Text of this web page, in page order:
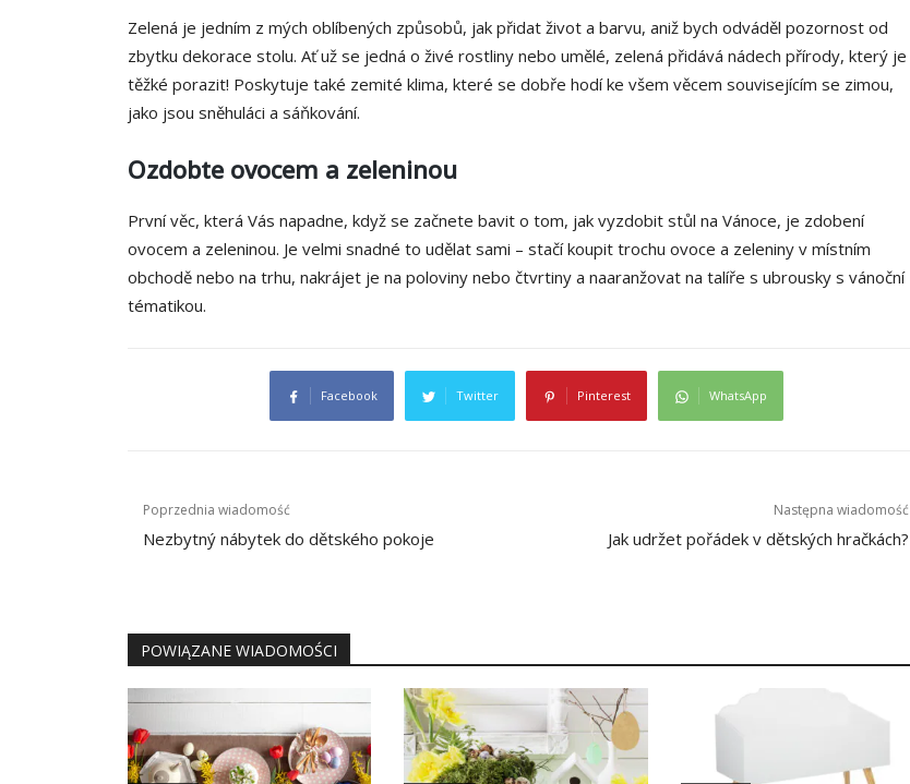
Zelená je jedním z mých oblíbených způsobů, jak přidat život a barvu, aniž bych odváděl pozornost od
zbytku dekorace stolu. Ať už se jedná o živé rostliny nebo umělé, zelená přidává nádech přírody, který je
těžké porazit! Poskytuje také zemité klima, které se dobře hodí ke všem věcem souvisejícím se zimou,
jako jsou sněhuláci a sáňkování.
Ozdobte ovocem a zeleninou
První věc, která Vás napadne, když se začnete bavit o tom, jak vyzdobit stůl na Vánoce, je zdobení
ovocem a zeleninou. Je velmi snadné to udělat sami – stačí koupit trochu ovoce a zeleniny v místním
obchodě nebo na trhu, nakrájet je na poloviny nebo čtvrtiny a naaranžovat na talíře s ubrousky s vánoční
tématikou.
Facebook Twitter Pinterest WhatsApp
Nawigacja
wpisu
Poprzednia wiadomość
Nezbytný nábytek do dětského pokoje
Następna wiadomość
Jak udržet pořádek v dětských hračkách?
POWIĄZANE WIADOMOŚCI